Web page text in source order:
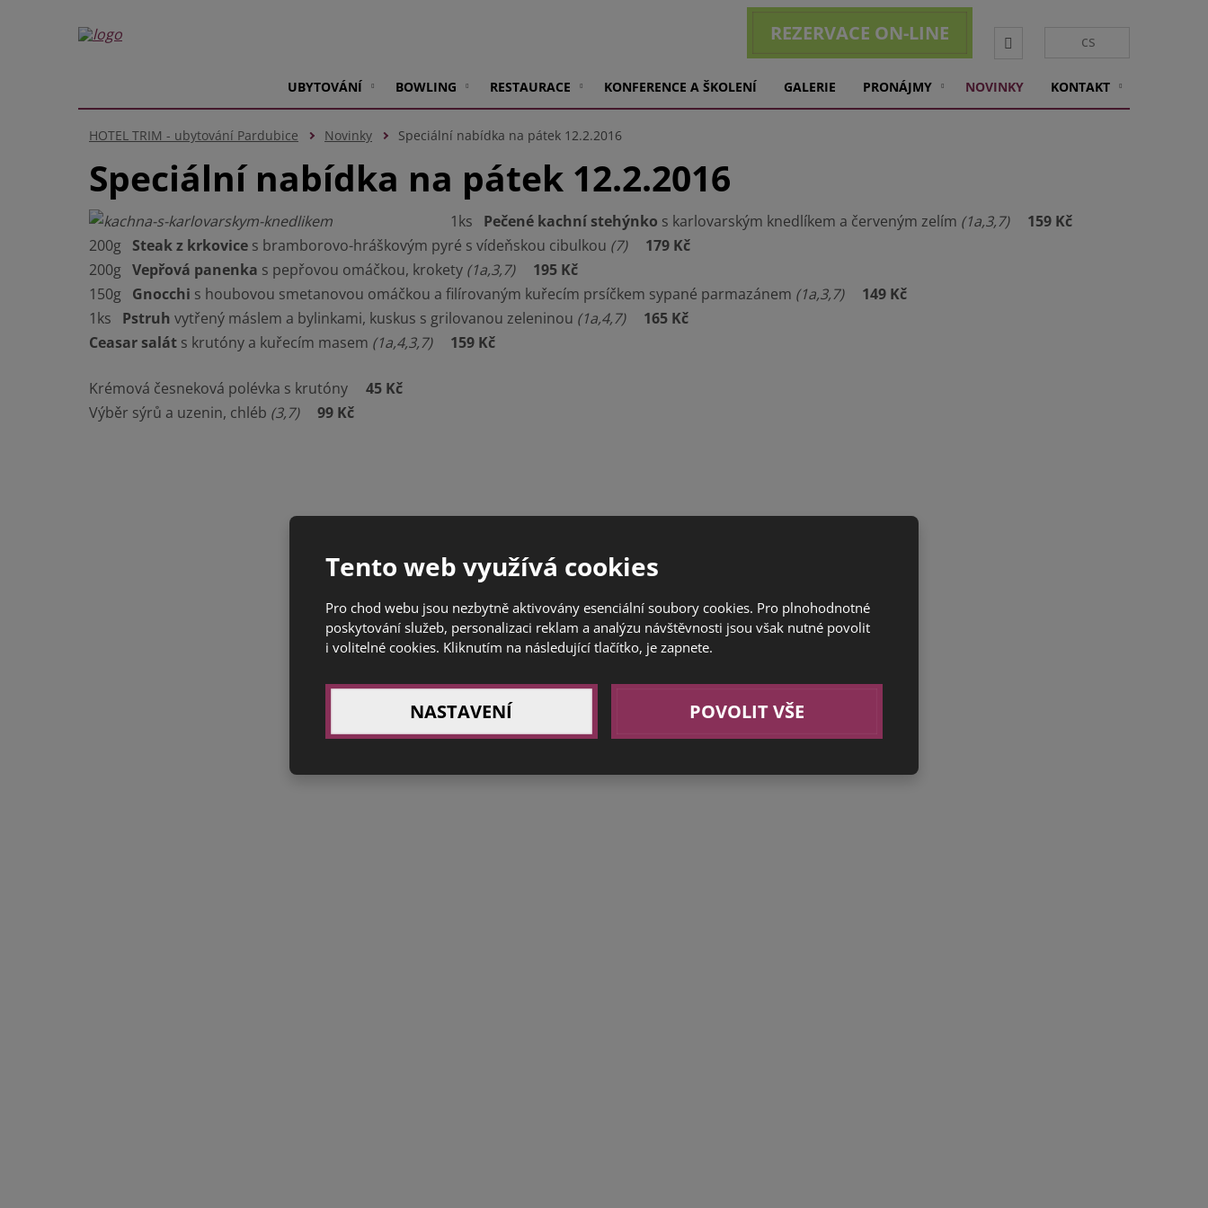
UBYTOVÁNÍ BOWLING RESTAURACE KONFERENCE A ŠKOLENÍ GALERIE PRONÁJMY NOVINKY KONTAKT
Vyhledávání
cs
REZERVACE ON-LINE
HOTEL TRIM - ubytování Pardubice Novinky Speciální nabídka na pátek 12.2.2016
Speciální nabídka na pátek 12.2.2016
1ks Pečené kachní stehýnko s karlovarským knedlíkem a červeným zelím (1a,3,7)
159 Kč
200g Steak z krkovice s bramborovo-hráškovým pyré s vídeňskou cibulkou (7)
179 Kč
200g Vepřová panenka s pepřovou omáčkou, krokety (1a,3,7)
195 Kč
150g Gnocchi s houbovou smetanovou omáčkou a filírovaným kuřecím prsíčkem sypané parmazánem (1a,3,7)
149 Kč
1ks Pstruh vytřený máslem a bylinkami, kuskus s grilovanou zeleninou (1a,4,7) 165 Kč
Ceasar salát s krutóny a kuřecím masem (1a,4,3,7) 159 Kč
Krémová česneková polévka s krutóny 45 Kč
Výběr sýrů a uzenin, chléb (3,7) 99 Kč
Tento web využívá cookies
Pro chod webu jsou nezbytně aktivovány esenciální soubory cookies. Pro plnohodnotné
poskytování služeb, personalizaci reklam a analýzu návštěvnosti jsou však nutné povolit
i volitelné cookies. Kliknutím na následující tlačítko, je zapnete.
NASTAVENÍ POVOLIT VŠE